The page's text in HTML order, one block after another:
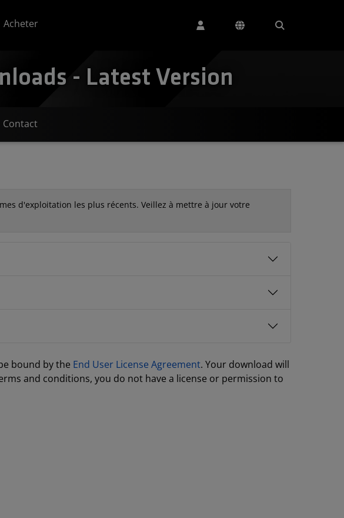
Acheter
- Latest Version
Contact
d'exploitation les plus récents. Veillez à mettre à jour votre
bound by the End User License Agreement. Your download will
and conditions, you do not have a license or permission to